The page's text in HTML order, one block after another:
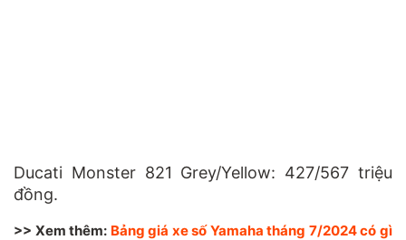
Ducati Monster 821 Grey/Yellow: 427/567 triệu
đồng.
>> Xem thêm: Bảng giá xe số Yamaha tháng 7/2024 có gì